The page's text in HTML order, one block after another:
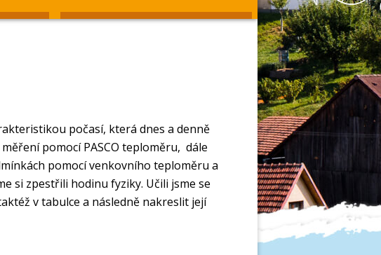
počasí, která dnes a denně
pomocí PASCO teploměru, dále
pomocí venkovního teploměru a
si zpestřili hodinu fyziky. Učili jsme se
v tabulce a následně nakreslit její